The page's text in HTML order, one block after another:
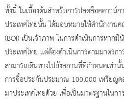
ทั้งนี้ ในเบื้องต้นสำหรับการปลดล็อคดาวน์
ประเทศไทยนั้น ได้มอบหมายให้สำนักงาน
(BOI) เป็นเจ้าภาพ ในการดำเนินการหาก
ประเทศไทย แต่ต้องดำเนินการตามมาตรก
สามารถเดินทางไปยังสถานที่ที่กำหนดเท่า
การซื้อประกันประมาณ 100,000 เหรียญด
มาประเทศไทยด้วย เพื่อเป็นมาตรฐานในกา